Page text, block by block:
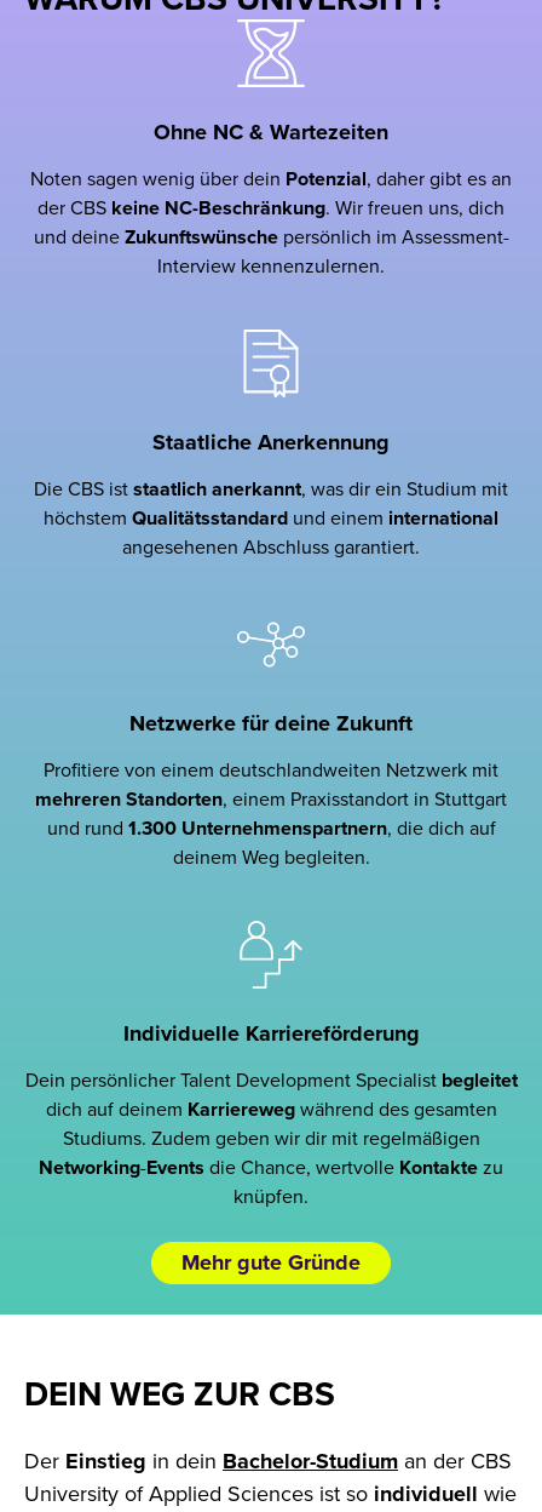
Ohne NC & Wartezeiten
Noten sagen wenig über dein Potenzial, daher gibt es an
der CBS keine NC-Beschränkung. Wir freuen uns, dich
und deine Zukunftswünschepersönlich im Assessment-
Interview kennenzulernen.
Staatliche Anerkennung
Die CBS ist staatlich anerkannt, was dir ein Studium mit
höchstem Qualitätsstandard und einem international
angesehenen Abschluss garantiert.
Netzwerke für deine Zukunft
Profitiere von einem deutschlandweiten Netzwerk mit
mehreren Standorten, einem Praxisstandort in Stuttgart
und rund 1.300 Unternehmenspartnern, die dich auf
deinem Weg begleiten.
Individuelle Karriereförderung
Dein persönlicher Talent Development Specialist begleitet
dich auf deinem Karrierewegwährend des gesamten
Studiums. Zudem geben wir dir mit regelmäßigen
Networking-Events die Chance, wertvolle Kontakte zu
knüpfen.
Mehr gute Gründe
DEIN WEG ZUR CBS
Der Einstieg in dein Bachelor-Studium an der CBS
University of Applied Sciences ist so individuell wie